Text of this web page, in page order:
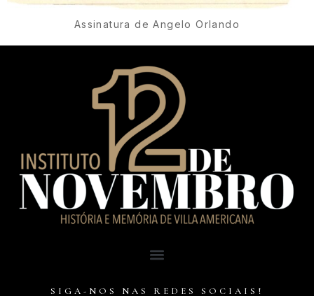
Assinatura de Angelo Orlando
SIGA-NOS NAS REDES SOCIAIS!